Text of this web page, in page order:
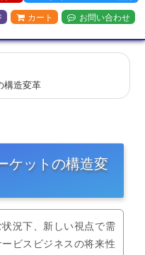
カート お問い合わせ
構造変革
ケットの構造変
況下、新しい視点で需
ビスビジネスの将来性